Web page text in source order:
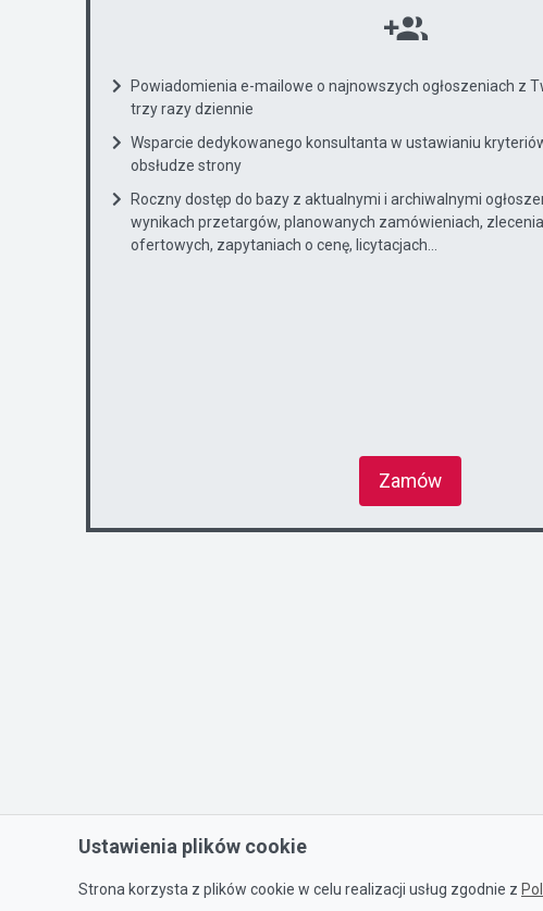
Powiadomienia e-mailowe o najnowszych ogłoszeniach z
trzy razy dziennie
Wsparcie dedykowanego konsultanta w ustawianiu
obsłudze strony
Roczny dostęp do bazy z aktualnymi i archiwalnymi
wynikach przetargów, planowanych zamówieniach,
ofertowych, zapytaniach o cenę, licytacjach...
Zamów
Ustawienia plików cookie
Strona korzysta z plików cookie w celu realizacji usług zgodnie z